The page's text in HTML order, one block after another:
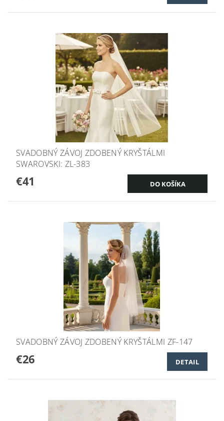
SVADOBNÝ ZÁVOJ ZDOBENÝ KRYŠTÁLMI
SWAROVSKI: ZL-383
€41
SVADOBNÝ ZÁVOJ ZDOBENÝ KRYŠTÁLMI ZF-147
€26 DETAIL